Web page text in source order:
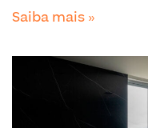
Saiba mais »